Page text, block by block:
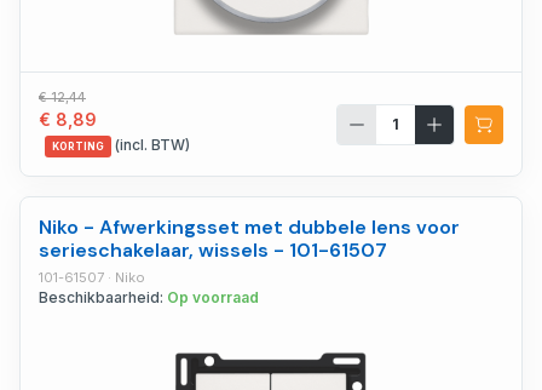
€ 12,44
€ 8,89
KORTING (incl. BTW)
Niko - Afwerkingsset met dubbele lens voor
serieschakelaar, wissels - 101-61507
101-61507 · Niko
Beschikbaarheid: Op voorraad